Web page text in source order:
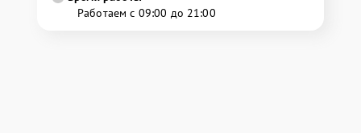
Работаем с 09:00 до 21:00